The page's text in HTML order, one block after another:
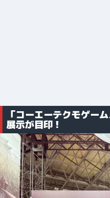
「コーエーテクモゲー
展示が目印！